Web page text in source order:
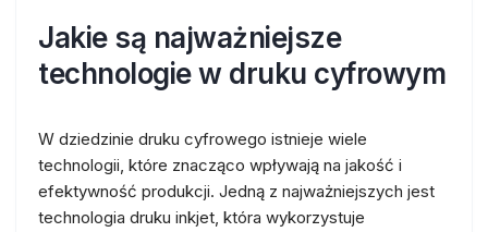
Jakie są najważniejsze
technologie w druku cyfrowym
W dziedzinie druku cyfrowego istnieje wiele
technologii, które znacząco wpływają na jakość i
efektywność produkcji. Jedną z najważniejszych jest
technologia druku inkjet, która wykorzystuje